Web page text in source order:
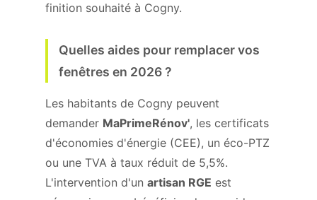
finition souhaité à Cogny.
Quelles aides pour remplacer vos
fenêtres en 2026 ?
Les habitants de Cogny peuvent
demander MaPrimeRénov', les certificats
d'économies d'énergie (CEE), un éco-PTZ
ou une TVA à taux réduit de 5,5%.
L'intervention d'un artisan RGE est